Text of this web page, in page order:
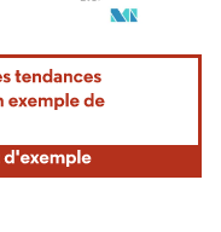
une attribution sous CC BY